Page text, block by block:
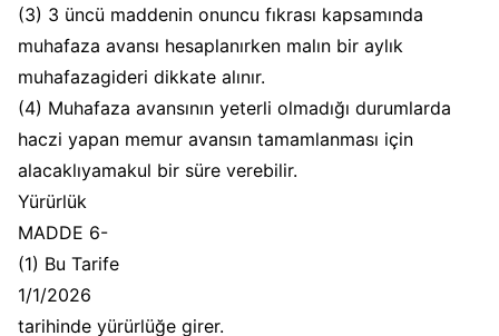
(3) 3 üncü maddenin onuncu fıkrası kapsamında
muhafaza avansı hesaplanırken malın bir aylık
muhafazagideri dikkate alınır.
(4) Muhafaza avansının yeterli olmadığı durumlarda
haczi yapan memur avansın tamamlanması için
alacaklıyamakul bir süre verebilir.
Yürürlük
MADDE 6-
(1) Bu Tarife
1/1/2026
tarihinde yürürlüğe girer.